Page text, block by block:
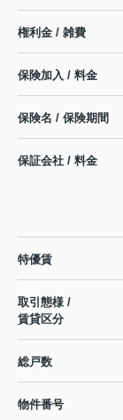
権利金 / 雑費
保険加入 / 料金
保険名 / 保険期間
保証会社 / 料金
特優賃
取引態様 /
賃貸区分
総戸数
物件番号